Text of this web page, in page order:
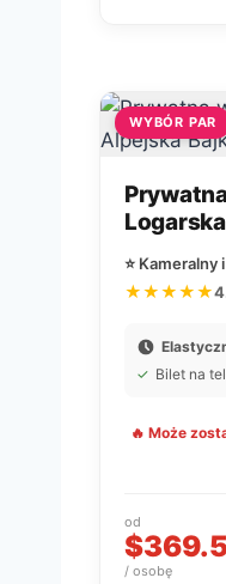
WYBÓR PAR
⭐
★★★★★
✓ Bilet na
🔥 Może
od
/ osobę